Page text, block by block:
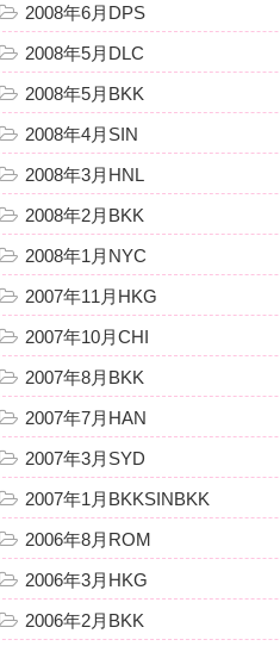
2008年6月DPS
2008年5月DLC
2008年5月BKK
2008年4月SIN
2008年3月HNL
2008年2月BKK
2008年1月NYC
2007年11月HKG
2007年10月CHI
2007年8月BKK
2007年7月HAN
2007年3月SYD
2007年1月BKKSINBKK
2006年8月ROM
2006年3月HKG
2006年2月BKK